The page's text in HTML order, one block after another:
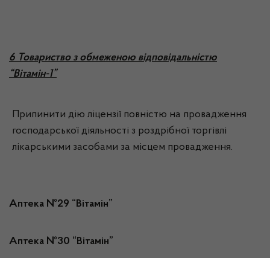
6 Товариство з обмеженою відповідальністю
“Вітамін-1”
Припинити дію ліцензії повністю на провадження
господарської діяльності з роздрібної торгівлі
лікарськими засобами за місцем провадження.
Аптека №29 “Вітамін”
Аптека №30 “Вітамін”